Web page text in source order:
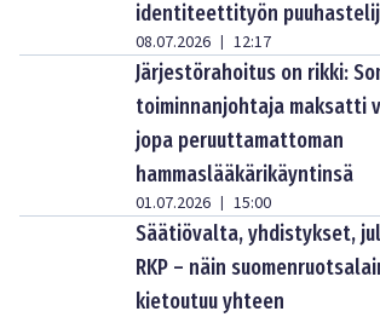
identiteettityön
08.07.2026 | 12:17
Järjestörahoitus on rikki:
toiminnanjohtaja maksatti
jopa peruuttamattoman
hammaslääkärikäyntinsä
01.07.2026 | 15:00
Säätiövalta, yhdistykset,
RKP – näin
kietoutuu yhteen